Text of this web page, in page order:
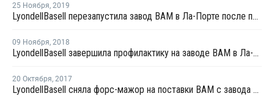
25 Ноября, 2019
LyondellBasell перезапустила завод ВАМ в Ла-Порте после плановой профилактики
09 Ноября, 2018
LyondellBasell завершила профилактику на заводе ВАМ в Ла-Порте и загрузила производство на полную мощность
20 Октября, 2017
LyondellBasell сняла форс-мажор на поставки ВАМ с завода в Ла-Порте